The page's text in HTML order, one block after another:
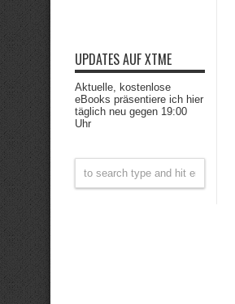
UPDATES AUF XTME
Aktuelle, kostenlose
eBooks präsentiere ich hier
täglich neu gegen 19:00
Uhr